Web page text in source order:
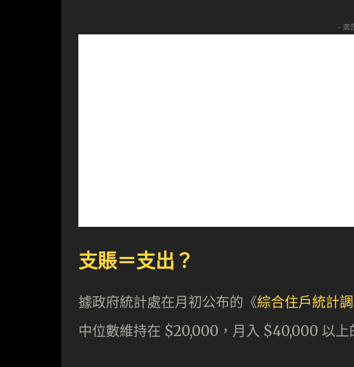
- 廣
支賬＝支出？
據政府統計處在月初公布的《綜合住戶統計
中位數維持在 $20,000，月入 $40,000 以上